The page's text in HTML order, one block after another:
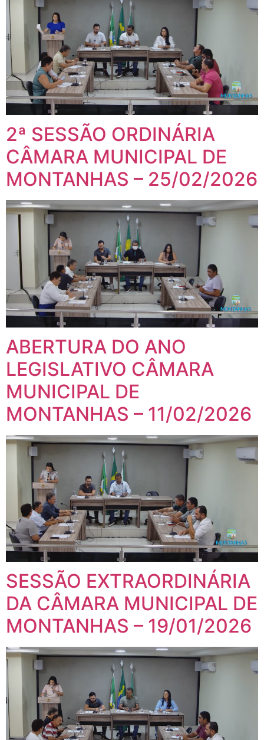
2ª SESSÃO ORDINÁRIA
CÂMARA MUNICIPAL DE
MONTANHAS – 25/02/2026
ABERTURA DO ANO
LEGISLATIVO CÂMARA
MUNICIPAL DE
MONTANHAS – 11/02/2026
SESSÃO EXTRAORDINÁRIA
DA CÂMARA MUNICIPAL DE
MONTANHAS – 19/01/2026